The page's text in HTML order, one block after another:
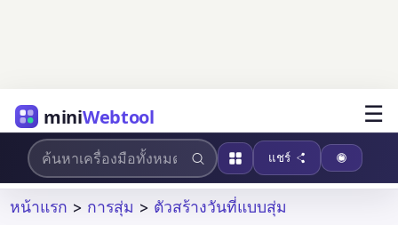
miniWebtool ☰
แชร์
หน้าแรก > การสุ่ม > ตัวสร้างวันที่แบบสุ่ม